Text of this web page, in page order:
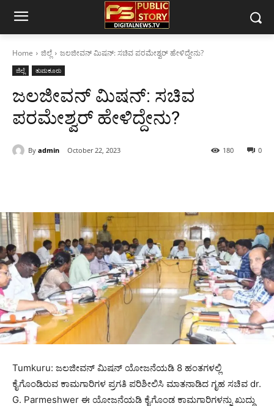
Home ಜಿಲ್ಲೆ ಜಲಜೀವನ್ ಮಿಷನ್: ಸಚಿವ ಪರಮೇಶ್ವರ್ ಹೇಳಿದ್ದೇನು?
ಜಿಲ್ಲೆ ತುಮಕೂರು
ಜಲಜೀವನ್ ಮಿಷನ್: ಸಚಿವ
ಪರಮೇಶ್ವರ್ ಹೇಳಿದ್ದೇನು?
By admin October 22, 2023 0
180
Tumkuru: ಜಲಜೀವನ್ ಮಿಷನ್ ಯೋಜನೆಯಡಿ 8 ಹಂತಗಳಲ್ಲಿ
ಕೈಗೊಂಡಿರುವ ಕಾಮಗಾರಿಗಳ ಪ್ರಗತಿ ಪರಿಶೀಲಿಸಿ ಮಾತನಾಡಿದ ಗೃಹ ಸಚಿವ dr.
G. Parmeshwer ಈ ಯೋಜನೆಯಡಿ ಕೈಗೊಂಡ ಕಾಮಗಾರಿಗಳನ್ನು ಖುದ್ದು